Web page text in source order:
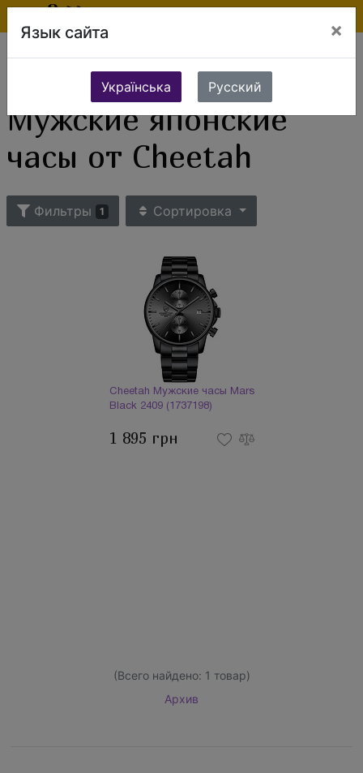
Ювелирные изделия Часы
Мужские часы
Мужские японские часы от Cheetah
Мужские японские
часы от Cheetah
Фильтры 1 Сортировка
Cheetah Мужские часы Mars
Black 2409 (1737198)
1 895 грн
(Всего найдено: 1 товар)
Архив
Язык сайта ×
Українська Русский